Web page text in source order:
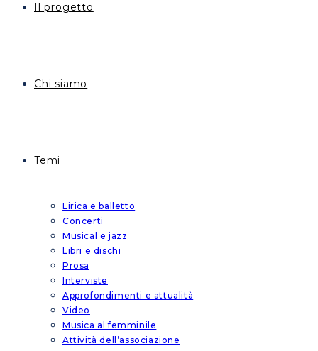
Il progetto
Chi siamo
Temi
Lirica e balletto
Concerti
Musical e jazz
Libri e dischi
Prosa
Interviste
Approfondimenti e attualità
Video
Musica al femminile
Attività dell’associazione